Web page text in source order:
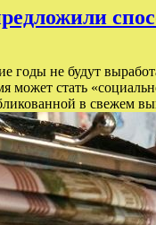
годы не будут
может стать
в свежем